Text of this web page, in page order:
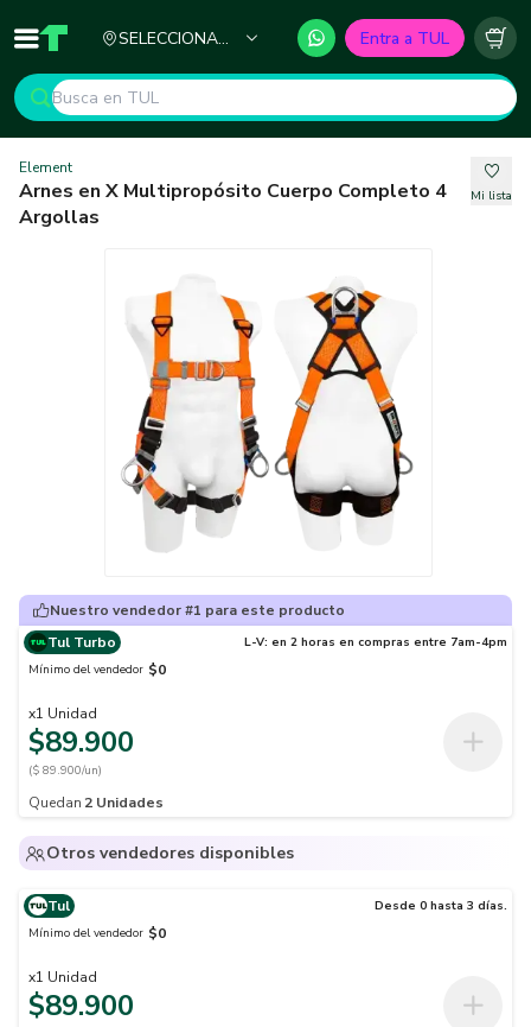
Inicio TUL - Tu Marketplace de Construcción
SELECCIONA
Entra a TUL
Element
Arnes en X Multipropósito Cuerpo Completo 4
Argollas
Mi lista
Nuestro vendedor #1 para este producto
Tul Turbo
L-V: en 2 horas en compras entre 7am-4pm
Mínimo del vendedor $0
x1 Unidad
$89.900
($ 89.900/un)
Quedan 2 Unidades
Otros vendedores disponibles
Tul
Desde 0 hasta 3 días.
Mínimo del vendedor $0
x1 Unidad
$89.900